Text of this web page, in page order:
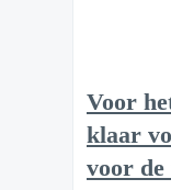
Voor
klaar
voor